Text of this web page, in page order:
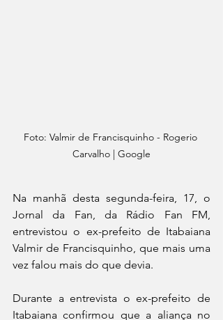
Foto: Valmir de Francisquinho - Rogerio
Carvalho | Google
Na manhã desta segunda-feira, 17, o
Jornal da Fan, da Rádio Fan FM,
entrevistou o ex-prefeito de Itabaiana
Valmir de Francisquinho, que mais uma
vez falou mais do que devia.
Durante a entrevista o ex-prefeito de
Itabaiana confirmou que a aliança no